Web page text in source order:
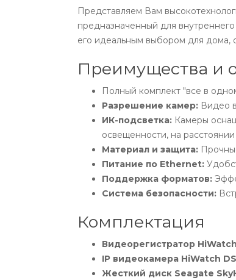
Представляем Вам
предназначенный для
его идеальным выбором для дома,
Преимущества и
Полный комплект "все в
Разрешение камер: Видео
ИК-подсветка: Камеры
освещенности, на
Материал и защита:
Питание по Ethernet:
Поддержка форматов:
Система безопасности:
Комплектация
Видеорегистратор
IP видеокамера HiWatch
Жесткий диск Seagate